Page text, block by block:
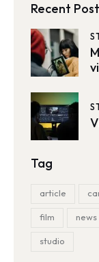
Recent
Tag
article
film news
studio